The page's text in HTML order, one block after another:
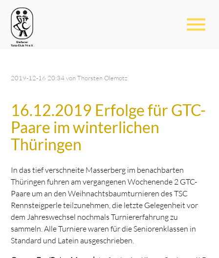
menu
2019-12-16 20:34von Thorsten Olemotz
16.12.2019 Erfolge für GTC-
Paare im winterlichen
Thüringen
In das tief verschneite Masserberg im benachbarten
Thüringen fuhren am vergangenen Wochenende 2 GTC-
Paare um an den Weihnachtsbaumturnieren des TSC
Rennsteigperle teilzunehmen, die letzte Gelegenheit vor
dem Jahreswechsel nochmals Turniererfahrung zu
sammeln. Alle Turniere waren für die Seniorenklassen in
Standard und Latein ausgeschrieben.